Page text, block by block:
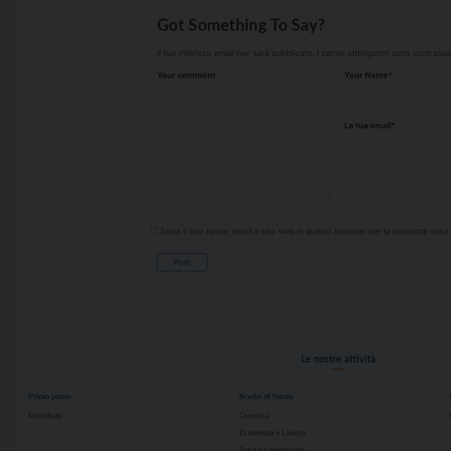
Got Something To Say?
Il tuo indirizzo email non sarà pubblicato. I campi obbligatori sono
Your comment Your Name*
La tua email*
Salva il mio nome, email e sito web in questo browser per la prossima volta
Le nostre attività
Primo piano
Meridiani
Scelte di fondo
Cronaca
Economia e Lavoro